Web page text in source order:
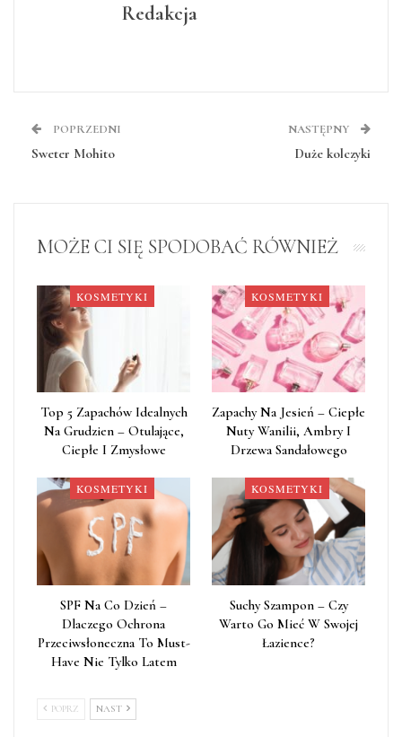
Redakcja
POPRZEDNI
Sweter Mohito
NASTĘPNY
Duże kolczyki
MOŻE CI SIĘ SPODOBAĆ RÓWNIEŻ
KOSMETYKI
Top 5 Zapachów Idealnych
Na Grudzien – Otulające,
Ciepłe I Zmysłowe
KOSMETYKI
Zapachy Na Jesień – Ciepłe
Nuty Wanilii, Ambry I
Drzewa Sandałowego
KOSMETYKI
SPF Na Co Dzień –
Dlaczego Ochrona
Przeciwsłoneczna To Must-
Have Nie Tylko Latem
KOSMETYKI
Suchy Szampon – Czy
Warto Go Mieć W Swojej
Łazience?
POPRZ NAST